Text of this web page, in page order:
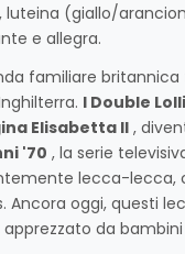
(giallo/
e allegra.
familiare britannica
I Double
Elisabetta II,
'70 , la serie
lecca-lecca,
Ancora oggi, questi
da